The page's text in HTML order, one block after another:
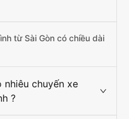
từ Sài Gòn có chiều dài
nhiêu chuyến xe
?